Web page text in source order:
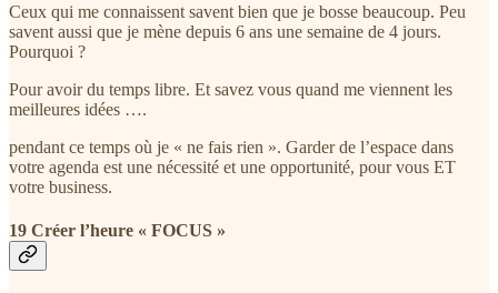
Ceux qui me connaissent savent bien que je bosse beaucoup. Peu
savent aussi que je mène depuis 6 ans une semaine de 4 jours.
Pourquoi ?
Pour avoir du temps libre. Et savez vous quand me viennent les
meilleures idées ….
pendant ce temps où je « ne fais rien ». Garder de l’espace dans
votre agenda est une nécessité et une opportunité, pour vous ET
votre business.
19 Créer l’heure « FOCUS »